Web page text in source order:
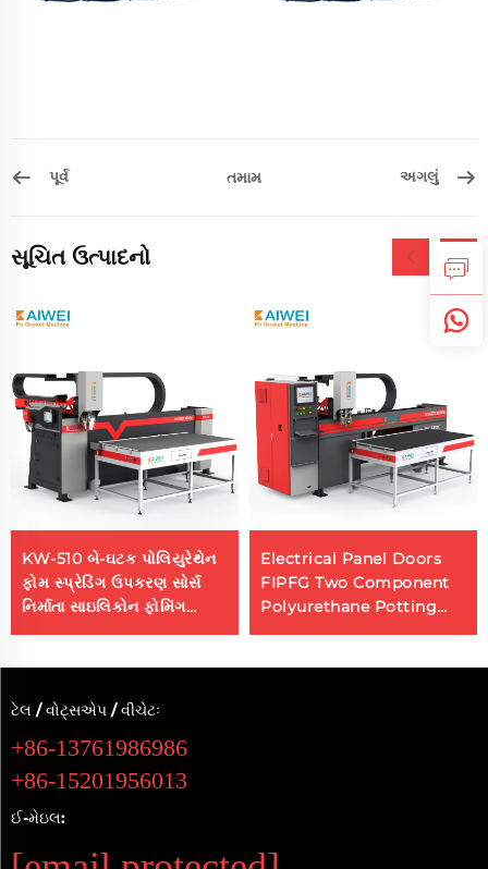
પૂર્વ તમામ અગલું
સૂચિત ઉત્પાદનો
KW-510 બે-ઘટક પોલિયુરેથેન
ફોમ સ્પ્રેડિંગ ઉપકરણ સોર્સ
નિર્માતા સાઇલિકોન ફોમિંગ
મશીન
Electrical Panel Doors
FIPFG Two Component
Polyurethane Potting
Machine
ટેલ / વોટ્સએપ / વીચેટઃ
+86-13761986986
+86-15201956013
ઈ-મેઇલ: